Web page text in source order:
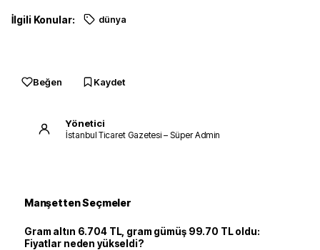
İlgili Konular: dünya
Beğen Kaydet
Yönetici
İstanbul Ticaret Gazetesi – Süper Admin
Manşetten Seçmeler
Gram altın 6.704 TL, gram gümüş 99.70 TL oldu:
Fiyatlar neden yükseldi?